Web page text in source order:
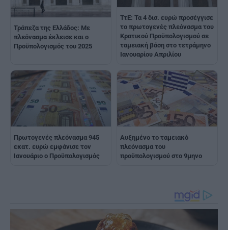
Τράπεζα της Ελλάδος: Με
πλεόνασμα έκλεισε και ο
Προϋπολογισμός του 2025
ΤτΕ: Τα 4 δισ. ευρώ προσέγγισε
το πρωτογενές πλεόνασμα του
Κρατικού Προϋπολογισμού σε
ταμειακή βάση στο τετράμηνο
Ιανουαρίου Απριλίου
Πρωτογενές πλεόνασμα 945
εκατ. ευρώ εμφάνισε τον
Ιανουάριο ο Προϋπολογισμός
Αυξημένο το ταμειακό
πλεόνασμα του
προϋπολογισμού στο 9μηνο